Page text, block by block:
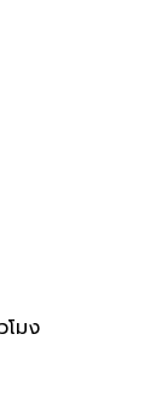
มง